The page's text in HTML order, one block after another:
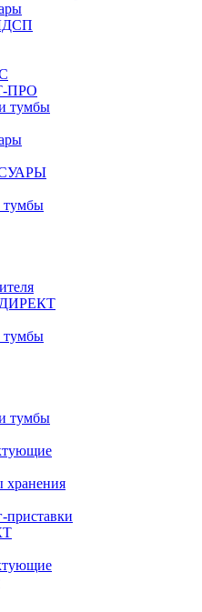
ПРО
тумбы
тумбы
тумбы
тумбы
хранения
приставки